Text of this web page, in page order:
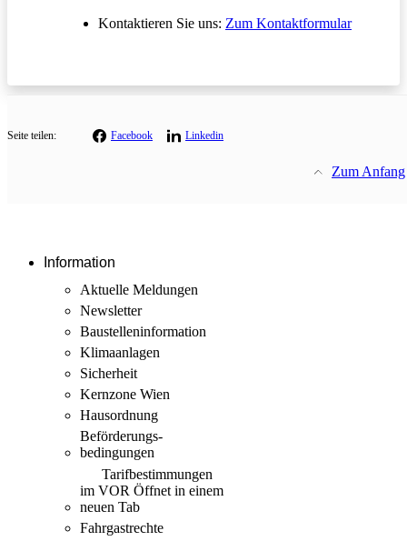
Kontaktieren Sie uns: Zum KontaktformularÖffnet in
Seite teilen: Facebook Linkedin
Zum Anfang
Information
Aktuelle Meldungen
Newsletter
Baustellen­information
Klimaanlagen
Sicherheit
Kernzone Wien
Hausordnung
Beförderungs­
bedingungen
Tarif­bestimmungen
im VOR Öffnet in einem
neuen Tab
Fahrgastrechte